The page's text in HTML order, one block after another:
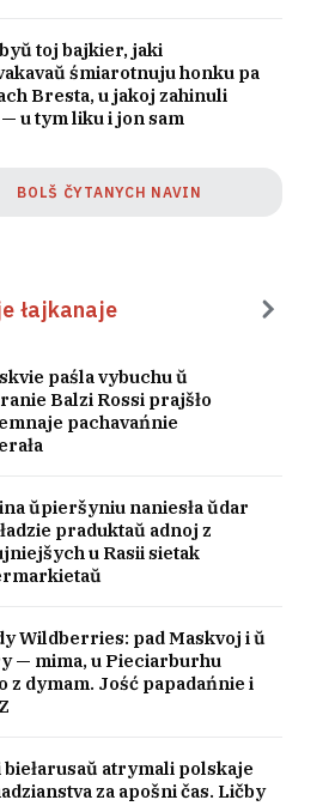
toj bajkier, jaki
śmiarotnuju honku pa
Bresta, u jakoj zahinuli
u tym liku i jon sam
BOLŠ ČYTANYCH NAVIN
łajkanaje
paśla vybuchu ŭ
Balzi Rossi prajšło
pachavańnie
ŭpieršyniu naniesła ŭdar
praduktaŭ adnoj z
u Rasii sietak
Wildberries: pad Maskvoj i ŭ
— mima, u Pieciarburhu
z dymam. Jość papadańnie i
atrymali polskaje
za apošni čas. Ličby